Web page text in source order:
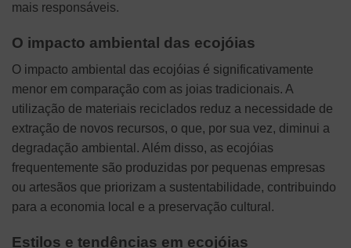
mais responsáveis.
O impacto ambiental das ecojóias
O impacto ambiental das ecojóias é significativamente
menor em comparação com as joias tradicionais. A
utilização de materiais reciclados reduz a necessidade de
extração de novos recursos, o que, por sua vez, diminui a
degradação ambiental. Além disso, as ecojóias
frequentemente são produzidas por pequenas empresas
ou artesãos que priorizam a sustentabilidade, contribuindo
para a economia local e a preservação cultural.
Estilos e tendências em ecojóias